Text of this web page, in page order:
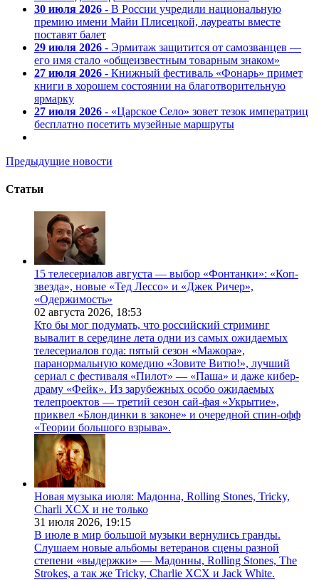
30 июля 2026 - В России учредили национальную
премию имени Майи Плисецкой, лауреаты вместе
поставят балет
29 июля 2026 - Эрмитаж защитится от самозванцев —
его имя стало «общеизвестным товарным знаком»
27 июля 2026 - Книжный фестиваль «Фонарь» примет
книги в хорошем состоянии на благотворительную
ярмарку
27 июля 2026 - «Царское Село» зовет тезок императриц
бесплатно посетить музейные маршруты
Предыдущие новости
Статьи
15 телесериалов августа — выбор «Фонтанки»: «Коп-
звезда», новые «Тед Лессо» и «Джек Ричер»,
«Одержимость»
02 августа 2026, 18:53
Кто бы мог подумать, что российский стриминг
вывалит в середине лета одни из самых ожидаемых
телесериалов года: пятый сезон «Мажора»,
паранормальную комедию «Зовите Витю!», лучший
сериал с фестиваля «Пилот» — «Паша» и даже кибер-
драму «Фейк». Из зарубежных особо ожидаемых
телепроектов — третий сезон сай-фая «Укрытие»,
приквел «Блондинки в законе» и очередной спин-офф
«Теории большого взрыва».
Новая музыка июля: Мадонна, Rolling Stones, Tricky,
Charli XCX и не только
31 июля 2026, 19:15
В июле в мир большой музыки вернулись гранды.
Слушаем новые альбомы ветеранов сцены разной
степени «выдержки» — Мадонны, Rolling Stones, The
Strokes, а так же Tricky, Charlie XCX и Jack White.